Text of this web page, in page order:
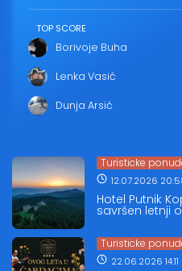
TOP SCORE
Borivoje Buha
Lenka Vasić
Dunja Arsić
Turisticke
12.07.2026
Hotel Putnik
savršen letnji
Turisticke
22.06.2026 14:11